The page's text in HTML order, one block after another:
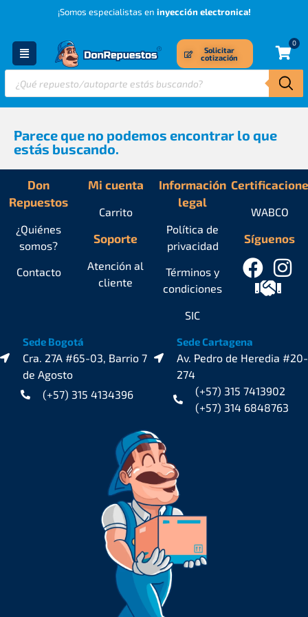
¡Somos especialistas en inyección electronica!
Solicitar
cotización
0
Parece que no podemos encontrar lo que
estás buscando.
Don
Repuestos
¿Quiénes
somos?
Contacto
Mi cuenta
Carrito
Soporte
Atención al
cliente
Información
legal
Política de
privacidad
Términos y
condiciones
SIC
Síguenos
WABCO
Sede Bogotá
Cra. 27A #65-03, Barrio 7
de Agosto
(+57) 315 4134396
Sede Cartagena
Av. Pedro de Heredia #20-
274
(+57) 315 7413902
(+57) 314 6848763